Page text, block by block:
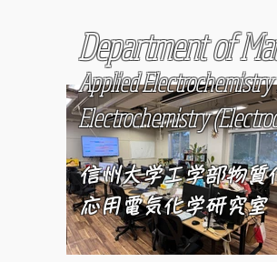
Applied
Electrochemistry
信州大学工学部物質
応用電気化学研究室
Department of